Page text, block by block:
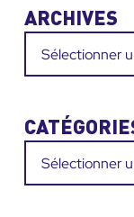
ARCHIVES
Archives
Catégories